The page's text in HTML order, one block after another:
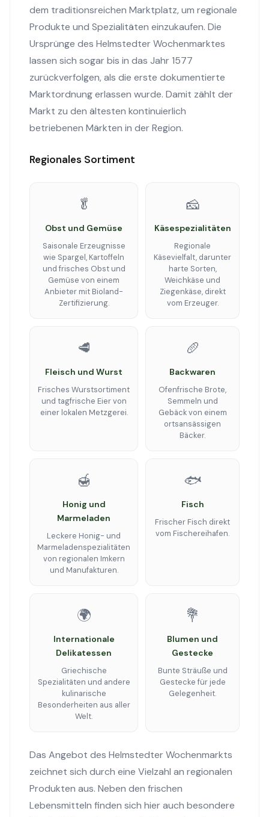
dem traditionsreichen Marktplatz, um regionale
Produkte und Spezialitäten einzukaufen. Die
Ursprünge des Helmstedter Wochenmarktes
lassen sich sogar bis in das Jahr 1577
zurückverfolgen, als die erste dokumentierte
Marktordnung erlassen wurde. Damit zählt der
Markt zu den ältesten kontinuierlich
betriebenen Märkten in der Region.
Regionales Sortiment
🥬
Obst und Gemüse
Saisonale Erzeugnisse
wie Spargel, Kartoffeln
und frisches Obst und
Gemüse von einem
Anbieter mit Bioland-
Zertifizierung.
🧀
Käsespezialitäten
Regionale
Käsevielfalt, darunter
harte Sorten,
Weichkäse und
Ziegenkäse, direkt
vom Erzeuger.
🥩
Fleisch und Wurst
Frisches Wurstsortiment
und tagfrische Eier von
einer lokalen Metzgerei.
🥖
Backwaren
Ofenfrische Brote,
Semmeln und
Gebäck von einem
ortsansässigen
Bäcker.
🍯
Honig und
Marmeladen
Leckere Honig- und
Marmeladenspezialitäten
von regionalen Imkern
und Manufakturen.
🐟
Fisch
Frischer Fisch direkt
vom Fischereihafen.
🌍
Internationale
Delikatessen
Griechische
Spezialitäten und andere
kulinarische
Besonderheiten aus aller
Welt.
💐
Blumen und
Gestecke
Bunte Sträuße und
Gestecke für jede
Gelegenheit.
Das Angebot des Helmstedter Wochenmarkts
zeichnet sich durch eine Vielzahl an regionalen
Produkten aus. Neben den frischen
Lebensmitteln finden sich hier auch besondere